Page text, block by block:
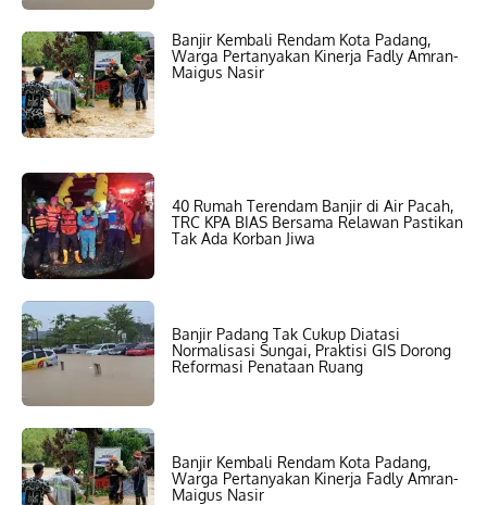
Banjir Kembali Rendam Kota Padang,
Warga Pertanyakan Kinerja Fadly Amran-
Maigus Nasir
40 Rumah Terendam Banjir di Air Pacah,
TRC KPA BIAS Bersama Relawan Pastikan
Tak Ada Korban Jiwa
Banjir Padang Tak Cukup Diatasi
Normalisasi Sungai, Praktisi GIS Dorong
Reformasi Penataan Ruang
Banjir Kembali Rendam Kota Padang,
Warga Pertanyakan Kinerja Fadly Amran-
Maigus Nasir